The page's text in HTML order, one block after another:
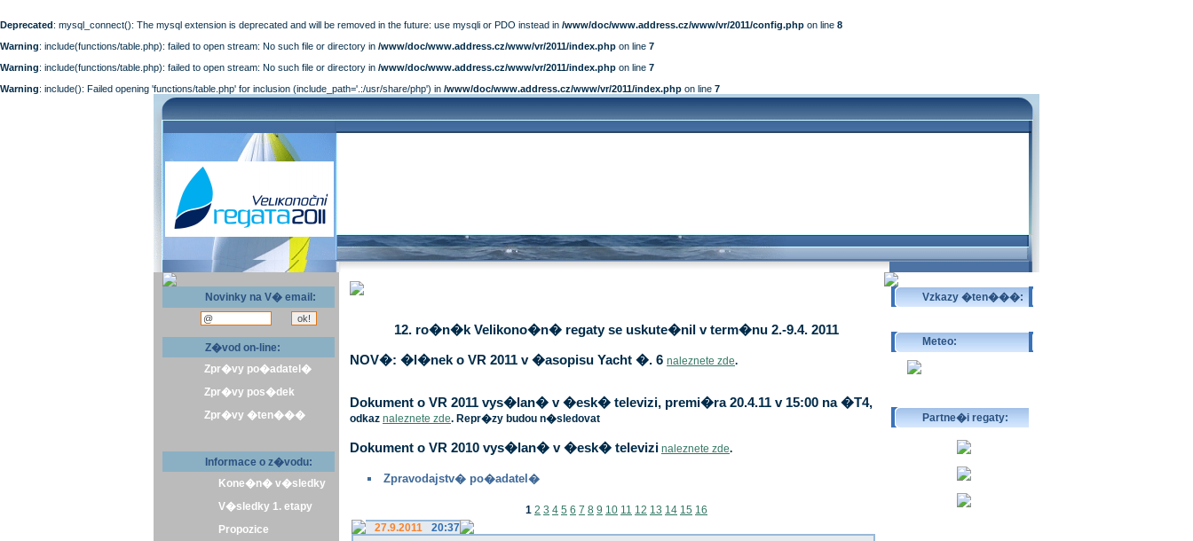
Deprecated: mysql_connect(): The mysql extension is deprecated and will be removed in the future: use mysqli or PDO instead in /www/doc/www.address.cz/www/vr/2011/config.php on line 8
Warning: include(functions/table.php): failed to open stream: No such file or directory in /www/doc/www.address.cz/www/vr/2011/index.php on line 7
Warning: include(functions/table.php): failed to open stream: No such file or directory in /www/doc/www.address.cz/www/vr/2011/index.php on line 7
Warning: include(): Failed opening 'functions/table.php' for inclusion (include_path='.:/usr/share/php') in /www/doc/www.address.cz/www/vr/2011/index.php on line 7
Novinky na V� email:
Z�vod on-line:
Zpr�vy po�adatel�
Zpr�vy pos�dek
Zpr�vy �ten���
Informace o z�vodu:
Kone�n� v�sledky
V�sledky 1. etapy
Propozice
12. ro�n�k Velikono�n� regaty se uskute�nil v term�nu 2.-9.4. 2011
NOV�: �l�nek o VR 2011 v �asopisu Yacht �. 6 naleznete zde.
Dokument o VR 2011 vys�lan� v �esk� televizi, premi�ra 20.4.11 v 15:00 na �T4,
odkaz naleznete zde. Repr�zy budou n�sledovat
Dokument o VR 2010 vys�lan� v �esk� televizi naleznete zde.
Zpravodajstv� po�adatel�
1 2 3 4 5 6 7 8 9 10 11 12 13 14 15 16
27.9.2011
20:37
Vzkazy �ten���:
Meteo:
Partne�i regaty: